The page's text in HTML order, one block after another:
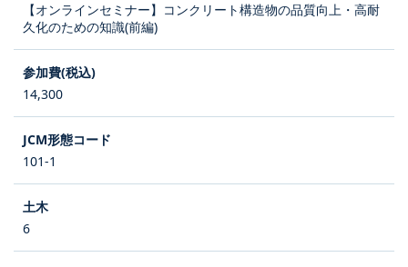
【オンラインセミナー】コンクリート構造物の品質向上・高耐
久化のための知識(前編)
14,300
101-1
6